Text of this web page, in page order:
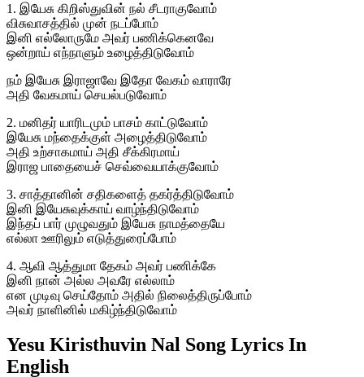
1. இயேசு கிறிஸ்துவின் நல் சீடராகுவோம்
விசுவாசத்தில் முன் நடப்போம்
இனி எல்லோருமே அவர் பணிக்கெனவே
ஒன்றாய் எந்நாளும் உழைத்திடுவோம்
நம் இயேசு இராஜாவே இதோ வேகம் வாராரே
அதி வேகமாய் செயல்படுவோம்
2. மனிதர் யாரிடமும் பாசம் காட்டுவோம்
இயேசு மந்தைக்குள் அழைத்திடுவோம்
அதி உற்சாகமாய் அதி சீக்கிரமாய்
இராஜ பாதையைச் செவ்வையாக்குவோம்
3. சாத்தானின் சதிகளைத் தகர்த்திடுவோம்
இனி இயேசுவுக்காய் வாழ்ந்திடுவோம்
இந்தப் பார் முழுவதும் இயேசு நாமத்தையே
எல்லா ஊரிலும் எடுத்துரைப்போம்
4. ஆவி ஆத்துமா தேகம் அவர் பணிக்கே
இனி நான் அல்ல அவரே எல்லாம்
என முடிவு செய்தோம் அதில் நிலைத்திருப்போம்
அவர் நாளினில் மகிழ்ந்திடுவோம்
Yesu Kiristhuvin Nal Song Lyrics In
English